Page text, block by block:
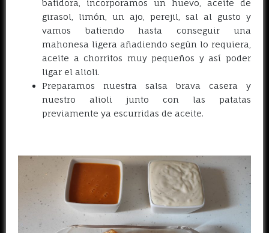
batidora, incorporamos un huevo, aceite de
girasol, limón, un ajo, perejil, sal al gusto y
vamos batiendo hasta conseguir una
mahonesa ligera añadiendo según lo requiera,
aceite a chorritos muy pequeños y así poder
ligar el alioli.
Preparamos nuestra salsa brava casera y
nuestro alioli junto con las patatas
previamente ya escurridas de aceite.